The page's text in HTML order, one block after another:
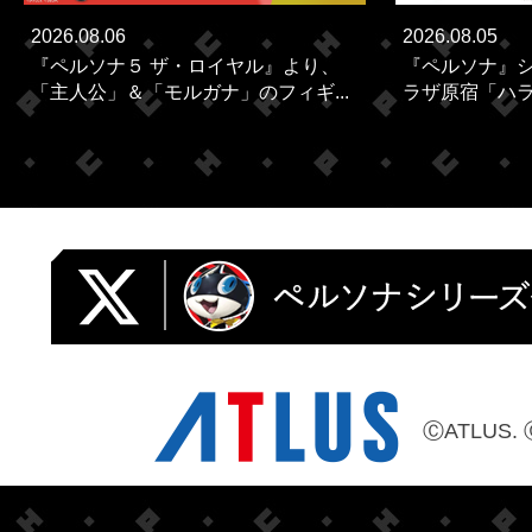
2026.08.06
『ペルソナ５ ザ・ロイヤル』より、
「主人公」＆「モルガナ」のフィギ...
2026.08.05
『ペルソナ』
ラザ原宿「ハ
ⒸATLUS.